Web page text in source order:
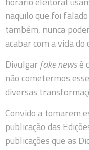
naquilo que foi
também, nunca
acabar com a vida do
Divulgarfake newsé
não cometermos
diversas
Convido a tomarem
publicação das
publicações que as